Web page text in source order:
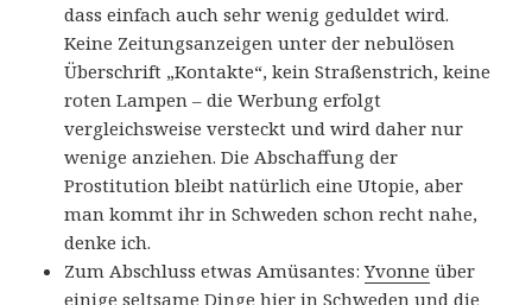
dass einfach auch sehr wenig geduldet wird.
Keine Zeitungsanzeigen unter der nebulösen
Überschrift „Kontakte“, kein Straßenstrich, keine
roten Lampen – die Werbung erfolgt
vergleichsweise versteckt und wird daher nur
wenige anziehen. Die Abschaffung der
Prostitution bleibt natürlich eine Utopie, aber
man kommt ihr in Schweden schon recht nahe,
denke ich.
Zum Abschluss etwas Amüsantes:Yvonne über
einige seltsame Dinge hier in Schweden und die